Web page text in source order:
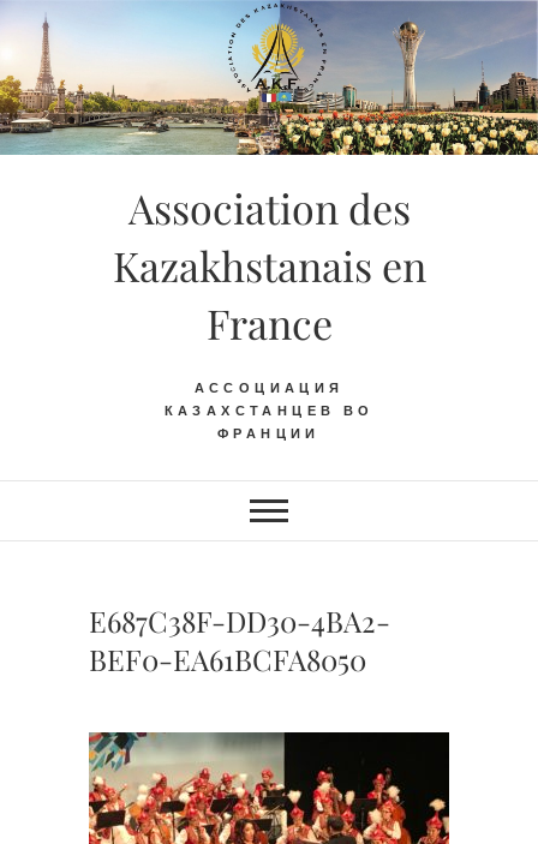
Skip
content
Association des
Kazakhstanais en
France
АССОЦИАЦИЯ
КАЗАХСТАНЦЕВ ВО
ФРАНЦИИ
E687C38F-DD30-4BA2-
BEF0-EA61BCFA8050